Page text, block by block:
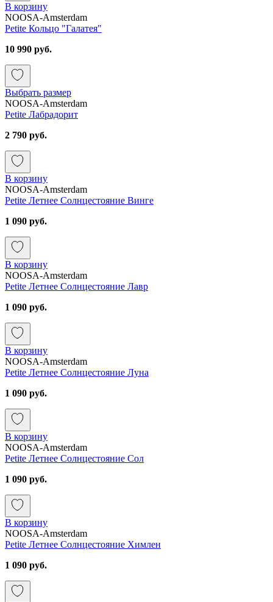
В корзину
NOOSA-Amsterdam
Petite Кольцо "Галатея"
10 990 руб.
Выбрать размер
NOOSA-Amsterdam
Petite Лабрадорит
2 790 руб.
В корзину
NOOSA-Amsterdam
Petite Летнее Солнцестояние Винге
1 090 руб.
В корзину
NOOSA-Amsterdam
Petite Летнее Солнцестояние Лавр
1 090 руб.
В корзину
NOOSA-Amsterdam
Petite Летнее Солнцестояние Луна
1 090 руб.
В корзину
NOOSA-Amsterdam
Petite Летнее Солнцестояние Сол
1 090 руб.
В корзину
NOOSA-Amsterdam
Petite Летнее Солнцестояние Химлен
1 090 руб.